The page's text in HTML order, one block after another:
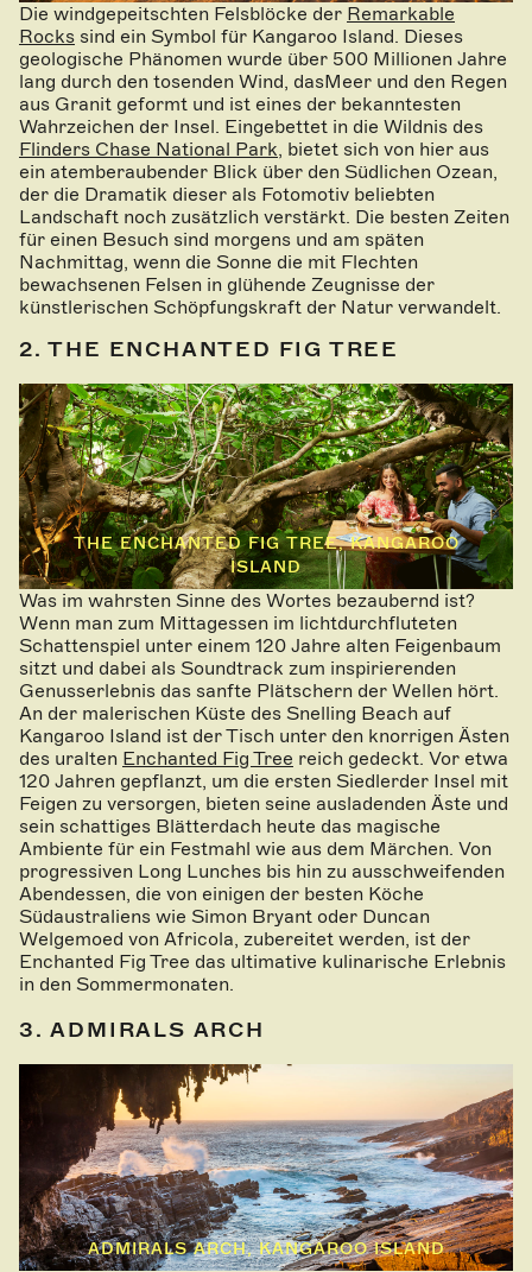
Die windgepeitschten Felsblöcke der Remarkable
Rocks sind ein Symbol für Kangaroo Island. Dieses
geologische Phänomen wurde über 500 Millionen Jahre
lang durch den tosenden Wind, dasMeer und den Regen
aus Granit geformt und ist eines der bekanntesten
Wahrzeichen der Insel. Eingebettet in die Wildnis des
Flinders Chase National Park , bietet sich von hier aus
ein atemberaubender Blick über den Südlichen Ozean,
der die Dramatik dieser als Fotomotiv beliebten
Landschaft noch zusätzlich verstärkt. Die besten Zeiten
für einen Besuch sind morgens und am späten
Nachmittag, wenn die Sonne die mit Flechten
bewachsenen Felsen in glühende Zeugnisse der
künstlerischen Schöpfungskraft der Natur verwandelt.
2. THE ENCHANTED FIG TREE
THE ENCHANTED FIG TREE, KANGAROO
ISLAND
Was im wahrsten Sinne des Wortes bezaubernd ist?
Wenn man zum Mittagessen im lichtdurchfluteten
Schattenspiel unter einem 120 Jahre alten Feigenbaum
sitzt und dabei als Soundtrack zum inspirierenden
Genusserlebnis das sanfte Plätschern der Wellen hört.
An der malerischen Küste des Snelling Beach auf
Kangaroo Island ist der Tisch unter den knorrigen Ästen
des uralten Enchanted Fig Tree reich gedeckt. Vor etwa
120 Jahren gepflanzt, um die ersten Siedlerder Insel mit
Feigen zu versorgen, bieten seine ausladenden Äste und
sein schattiges Blätterdach heute das magische
Ambiente für ein Festmahl wie aus dem Märchen. Von
progressiven Long Lunches bis hin zu ausschweifenden
Abendessen, die von einigen der besten Köche
Südaustraliens wie Simon Bryant oder Duncan
Welgemoed von Africola, zubereitet werden, ist der
Enchanted Fig Tree das ultimative kulinarische Erlebnis
in den Sommermonaten.
3. ADMIRALS ARCH
ADMIRALS ARCH, KANGAROO ISLAND